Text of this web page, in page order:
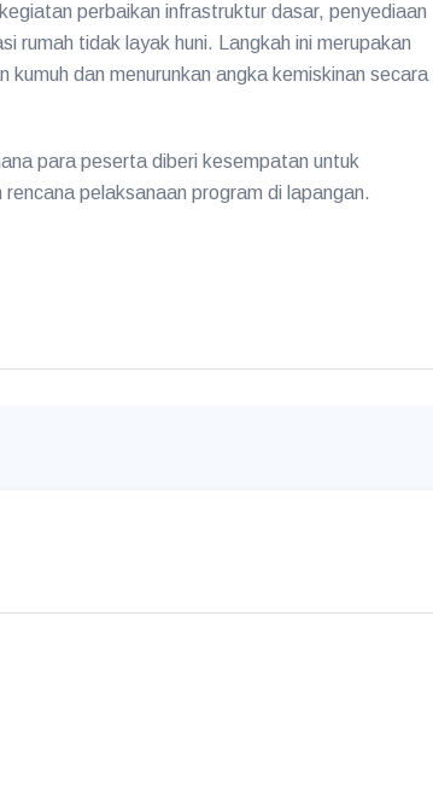
perbaikan infrastruktur dasar, penyediaan
rumah tidak layak huni. Langkah ini merupakan
dan menurunkan angka kemiskinan secara
para peserta diberi kesempatan untuk
pelaksanaan program di lapangan.